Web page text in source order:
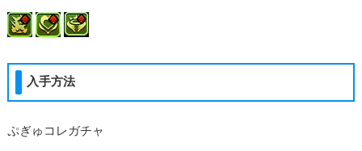
入手方法
ぷぎゅコレガチャ